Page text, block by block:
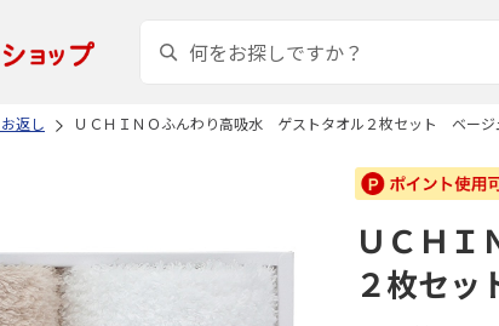
返し ＵＣＨＩＮＯふんわり高吸水 ゲストタオル２枚セット ベージ
ＵＣＨ
２枚セッ